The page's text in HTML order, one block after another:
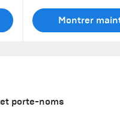
Montrer
porte-noms